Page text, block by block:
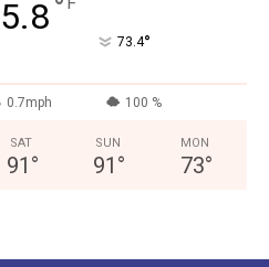
°
73.4°
0.7mph 100 %
SAT
91 °
SUN
91 °
MON
73°